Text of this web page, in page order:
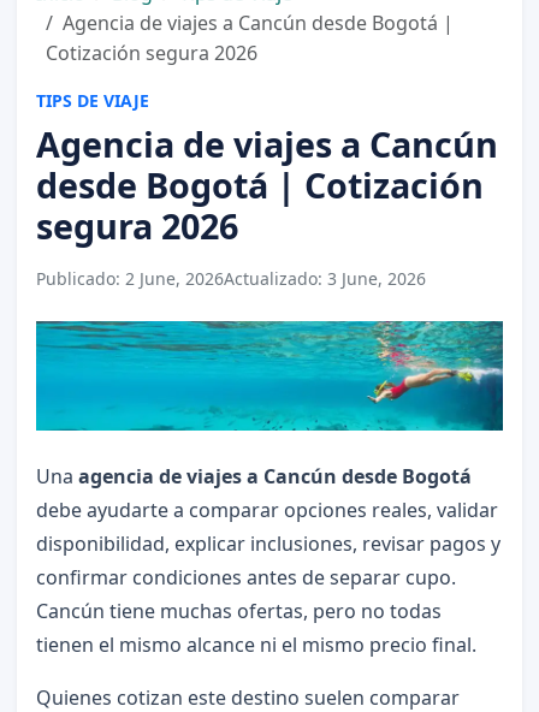
Agencia de viajes a Cancún desde Bogotá |
Cotización segura 2026
TIPS DE VIAJE
Agencia de viajes a Cancún
desde Bogotá | Cotización
segura 2026
Publicado: 2 June, 2026Actualizado: 3 June, 2026
Una agencia de viajes a Cancún desde Bogotá
debe ayudarte a comparar opciones reales, validar
disponibilidad, explicar inclusiones, revisar pagos y
confirmar condiciones antes de separar cupo.
Cancún tiene muchas ofertas, pero no todas
tienen el mismo alcance ni el mismo precio final.
Quienes cotizan este destino suelen comparar